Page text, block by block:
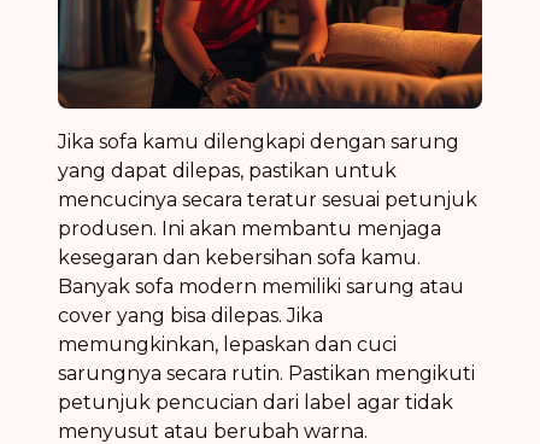
Jika sofa kamu dilengkapi dengan sarung
yang dapat dilepas, pastikan untuk
mencucinya secara teratur sesuai petunjuk
produsen. Ini akan membantu menjaga
kesegaran dan kebersihan sofa kamu.
Banyak sofa modern memiliki sarung atau
cover yang bisa dilepas. Jika
memungkinkan, lepaskan dan cuci
sarungnya secara rutin. Pastikan mengikuti
petunjuk pencucian dari label agar tidak
menyusut atau berubah warna.